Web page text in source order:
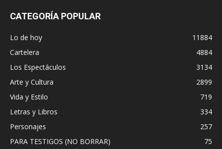
CATEGORÍA POPULAR
Lo de hoy
11884
Cartelera
4884
Los Espectáculos
3134
Arte y Cultura
2899
Vida y Estilo
719
Letras y Libros
334
Personajes
257
PARA TESTIGOS (NO BORRAR)
75